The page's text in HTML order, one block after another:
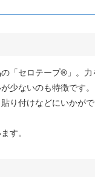
「セロテープ®」。力
少ないのも特徴です。
り付けなどにいかがで
す。